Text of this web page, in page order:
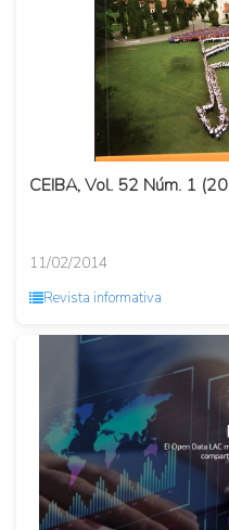
CEIBA, Vol. 52 Núm. 1
11/02/2014
Revista informativa